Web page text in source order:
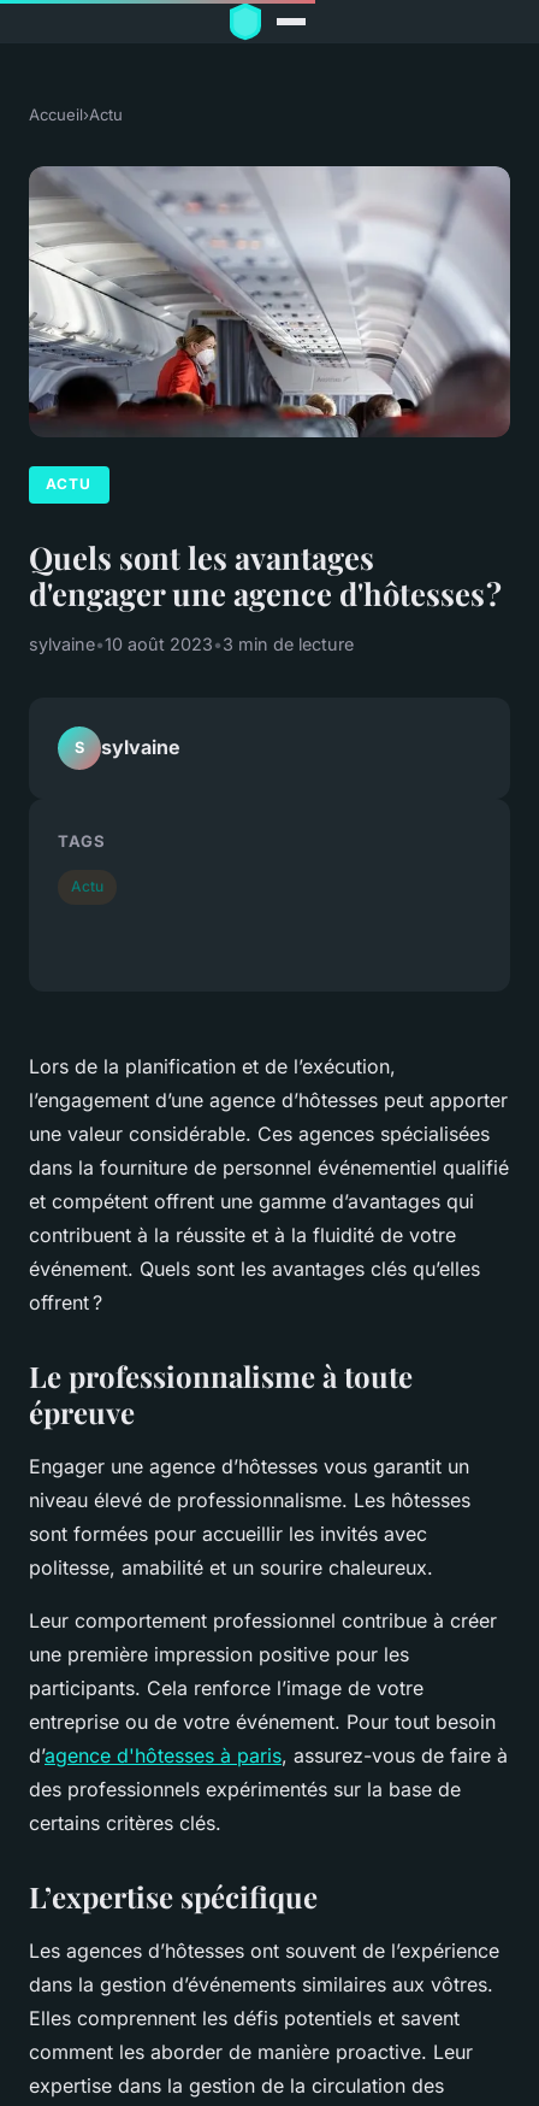
Accueil›Actu
ACTU
Quels sont les avantages
d'engager une agence d'hôtesses ?
sylvaine•10 août 2023•3 min de lecture
Lors de la planification et de l’exécution,
l’engagement d’une agence d’hôtesses peut apporter
une valeur considérable. Ces agences spécialisées
dans la fourniture de personnel événementiel qualifié
et compétent offrent une gamme d’avantages qui
contribuent à la réussite et à la fluidité de votre
événement. Quels sont les avantages clés qu’elles
offrent ?
Le professionnalisme à toute
épreuve
Engager une agence d’hôtesses vous garantit un
niveau élevé de professionnalisme. Les hôtesses
sont formées pour accueillir les invités avec
politesse, amabilité et un sourire chaleureux.
Leur comportement professionnel contribue à créer
une première impression positive pour les
participants. Cela renforce l’image de votre
entreprise ou de votre événement. Pour tout besoin
d’agence d'hôtesses à paris, assurez-vous de faire à
des professionnels expérimentés sur la base de
certains critères clés.
L’expertise spécifique
Les agences d’hôtesses ont souvent de l’expérience
dans la gestion d’événements similaires aux vôtres.
Elles comprennent les défis potentiels et savent
comment les aborder de manière proactive. Leur
expertise dans la gestion de la circulation des
S sylvaine
TAGS
Actu